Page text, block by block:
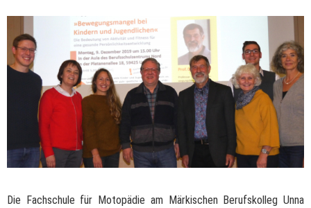
Die Fachschule für Motopädie am Märkischen Berufskolleg Unna